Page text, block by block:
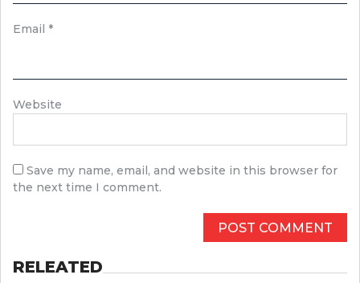
Email *
Website
Save my name, email, and website in this browser for
the next time I comment.
RELEATED